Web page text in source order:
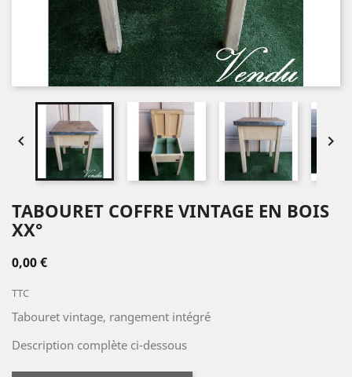
 
TABOURET COFFRE VINTAGE EN BOIS
XX°
0,00 €
TTC
Tabouret vintage, rangement intégré
Description complète ci-dessous